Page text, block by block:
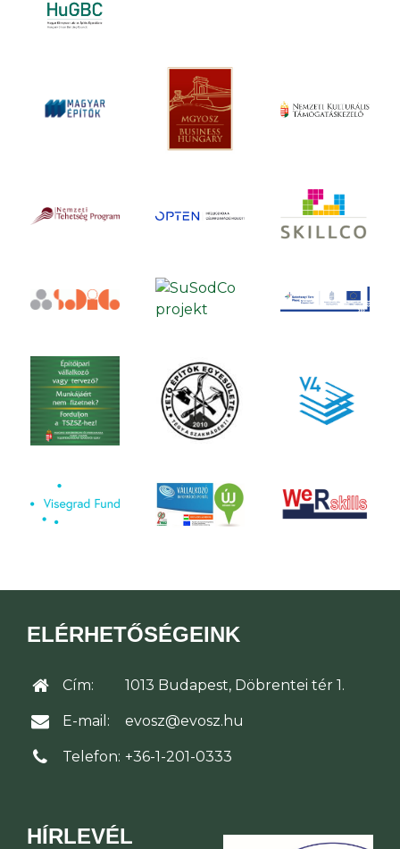
ELÉRHETŐSÉGEINK
Cím: 1013 Budapest, Döbrentei tér 1.
E-mail: evosz@evosz.hu
Telefon: +36-1-201-0333
HÍRLEVÉL